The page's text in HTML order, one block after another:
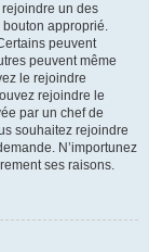
un des
approprié.
peuvent
peuvent même
le rejoindre
rejoindre le
par un chef de
souhaitez rejoindre
N’importunez
ses raisons.